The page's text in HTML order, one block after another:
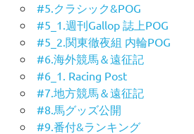
#5.クラシック&POG
#5_1.週刊Gallop 誌上POG
#5_2.関東徹夜組 内輪POG
#6.海外競馬＆遠征記
#6_1. Racing Post
#7.地方競馬＆遠征記
#8.馬グッズ公開
#9.番付&ランキング